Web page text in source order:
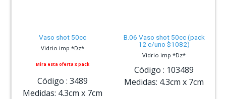
Vaso shot 50cc
Vidrio imp *Dz*
Mira esta oferta x pack
Código : 3489
Medidas: 4.3cm x 7cm
B.06 Vaso shot 50cc (pack
12 c/uno $1082)
Vidrio imp *Dz*
Código : 103489
Medidas: 4.3cm x 7cm